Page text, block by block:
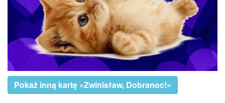
Pokaż inną kartę «Zwinisław, Dobranoc!»